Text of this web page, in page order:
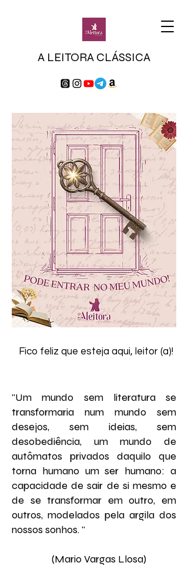
A LEITORA CLÁSSICA
"Um mundo sem literatura se
transformaria num mundo sem
desejos, sem ideias, sem
desobediência, um mundo de
autômatos privados daquilo que
torna humano um ser humano: a
capacidade de sair de si mesmo e
de se transformar em outro, em
outros, modelados pela argila dos
nossos sonhos. " ​
(Mario Vargas Llosa)
Fico feliz que esteja aqui, leitor (a)!